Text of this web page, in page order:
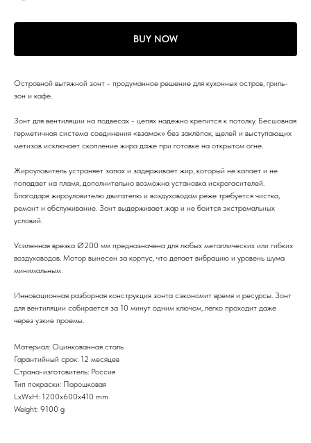
BUY NOW
Островной вытяжной зонт - продуманное решение для кухонных остров, гриль-
зон и кафе.
Зонт для вентиляции на подвесах - цепях надежно крепится к потолку. Бесшовная
герметичная система соединения «взамок» без заклёпок, щелей и выступающих
метизов исключает скопление жира даже при готовке на открытом огне.
Жироуловитель устраняет запах и задерживает жир, который не капает и не
попадает на пламя, дополнительно возможна установка искрогасителей.
Благодаря жироуловителю двигателю и воздуховодам реже требуется чистка,
ремонт и обслуживание. Зонт выдерживает жар и не боится экстремальных
условий.
Усиленная врезка Ø200 мм предназначена для любых металлических или гибких
воздуховодов. Мотор вынесен за корпус, что делает вибрацию и уровень шума
минимальным.
Инновационная разборная конструкция зонта сэкономит время и ресурсы. Зонт
для вентиляции собирается за 10 минут одним ключом, легко проходит даже
через узкие проемы.
Материал: Оцинкованная сталь
Гарантийный срок: 12 месяцев
Страна-изготовитель: Россия
Тип покраски: Порошковая
LxWxH: 1200x600x410 mm
Weight: 9100 g